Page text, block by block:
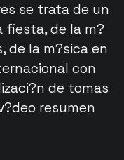
se trata de un
de la m?
de la m?sica en
con
de tomas
resumen